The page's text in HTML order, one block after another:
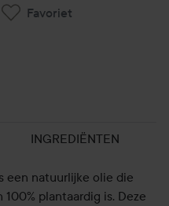
Favoriet
INGREDIËNTEN
een natuurlijke olie die
plantaardig is. Deze